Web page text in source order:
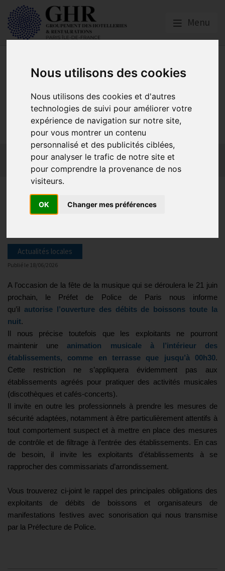
Nous utilisons des cookies
Nous utilisons des cookies et d'autres
technologies de suivi pour améliorer votre
expérience de navigation sur notre site,
pour vous montrer un contenu
personnalisé et des publicités ciblées,
pour analyser le trafic de notre site et
pour comprendre la provenance de nos
visiteurs.
OK Changer mes préférences
Menu
GHR PARIS ÎLE-DE-
FRANCE
Actualités Qui sommes-nous ?
GHR National
Partenaires
Contact adhésion
Paris | Fête de la musique 21
juin 2026
Actualités locales
Publié le 18/06/2026
A l’occasion de la fête de la musique qui se déroulera le 21 juin
prochain, le Préfet de Police de Paris nous informe
qu’il autorise l’ouverture des débits de boissons toute la
nuit.
Il nous précise toutefois que les exploitants ne pourront
maintenir uneanimation musicale à l’intérieur des
établissements, comme en terrasse que jusqu’à 00h30.
Cette restriction ne s’appliquera évidemment pas aux
établissements agréés pour pratiquer des activités musicales
(discothèques et cafés-concerts).
Il invite en outre les professionnels à prendre les mesures de
sécurité adaptées, notamment à être particulièrement attentifs à
tout comportement suspect et à mettre en place des mesures
de contrôle et de filtrage à l’entrée des établissements. En cas
de besoin, il invite les exploitants d’établissements à se
rapprocher des commissariats d’arrondissement.
Vous trouverez ci-joint le rappel des principales obligations des
exploitants de débits de boissons et organisateurs de
manifestations festives avec sonorisation qui nous transmise
par la Préfecture de Police.